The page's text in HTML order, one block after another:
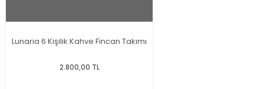
Lunaria 6 Kişilik Kahve Fincan Takımı
2.800,00 TL